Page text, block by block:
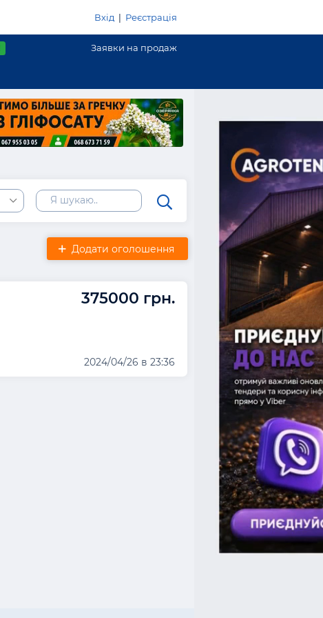
Вхід | Реєстрація
Заявки на продаж
Додати оголошення
375000 грн.
2024/04/26 в 23:36